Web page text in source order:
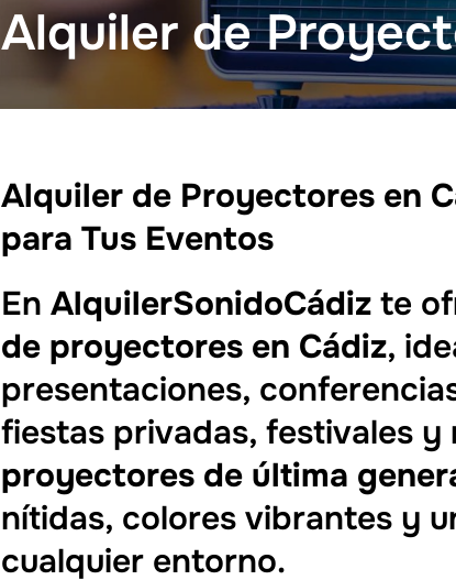
Alquiler de
Alquiler de Proyectores en
para Tus Eventos
En AlquilerSonidoCádiz te
de proyectores en Cádiz,
presentaciones,
fiestas privadas, festivales y
proyectores de última
nítidas, colores vibrantes y
cualquier entorno.